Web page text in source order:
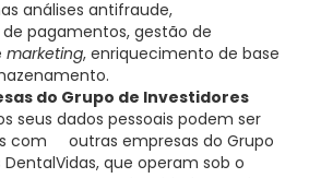
análises antifraude,
pagamentos, gestão de
marketing, enriquecimento de base
do Grupo de Investidores
seus dados pessoais podem ser
com outras empresas do Grupo
que operam sob o